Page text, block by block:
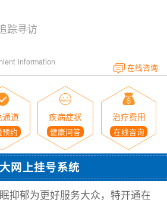
踪寻访
information
在线咨询
通道
预约
疾病症状
健康问答
治疗费用
在线咨询
网上挂号系统
抑郁为更好服务大众，特开通在